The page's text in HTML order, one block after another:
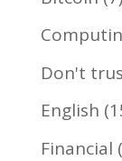
Don't
English
Financial